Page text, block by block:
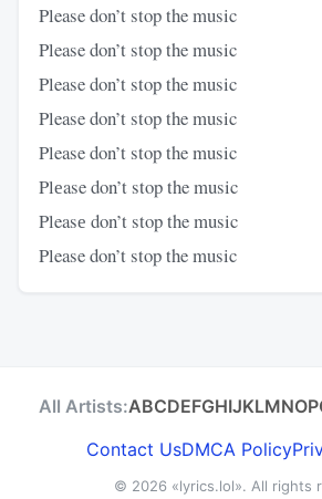
Please don’t stop the music
Please don’t stop the music
Please don’t stop the music
Please don’t stop the music
Please don’t stop the music
Plеase don’t stop the music
Pleasе don’t stop the music
Please don’t stop the music
All Artists:ABCDEFGHIJKLMNOP
Contact UsDMCA Policy
© 2026 «lyrics.lol». All rights